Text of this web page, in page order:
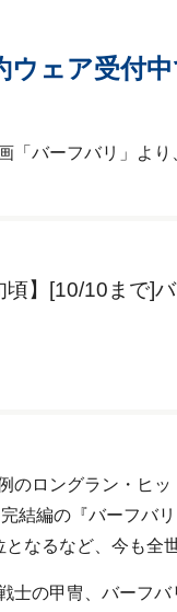
ェア受付中
「バーフバリ」よ
頃】[10/10まで
のロングラン・ヒ
結編の『バーフバ
なるなど、今も全
の甲冑、バーフ